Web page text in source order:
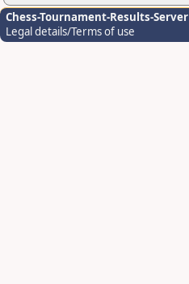
Chess-Tournament-Results-Server
Legal details/Terms of use